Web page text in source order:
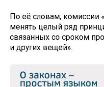
По её словам, комиссии
менять целый ряд
связанных со сроком
и других вещей».